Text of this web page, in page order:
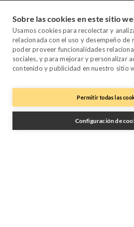
Promo
Guest Manager
Performance
Payment
Owner
Trustpilot
Sobre las cookies en este sitio
Usamos cookies para recolectar y
relacionada con el uso y desempeño de
poder proveer funcionalidades
sociales, y para mejorar y personalizar
contenido y publicidad en nuestro sitio
Permitir todas las
Configuración de